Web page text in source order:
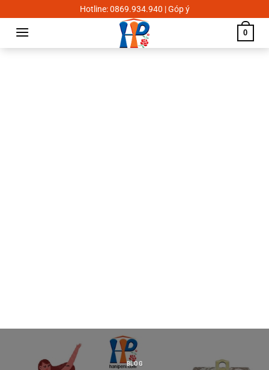
to
content
Hotline: 0869.934.940 | Góp ý
0
BLOG